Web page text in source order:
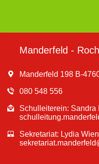
Manderfeld -
Manderfeld 198 B-
080 548 556
Schulleiterein: Sandra
Sekretariat: Lydia